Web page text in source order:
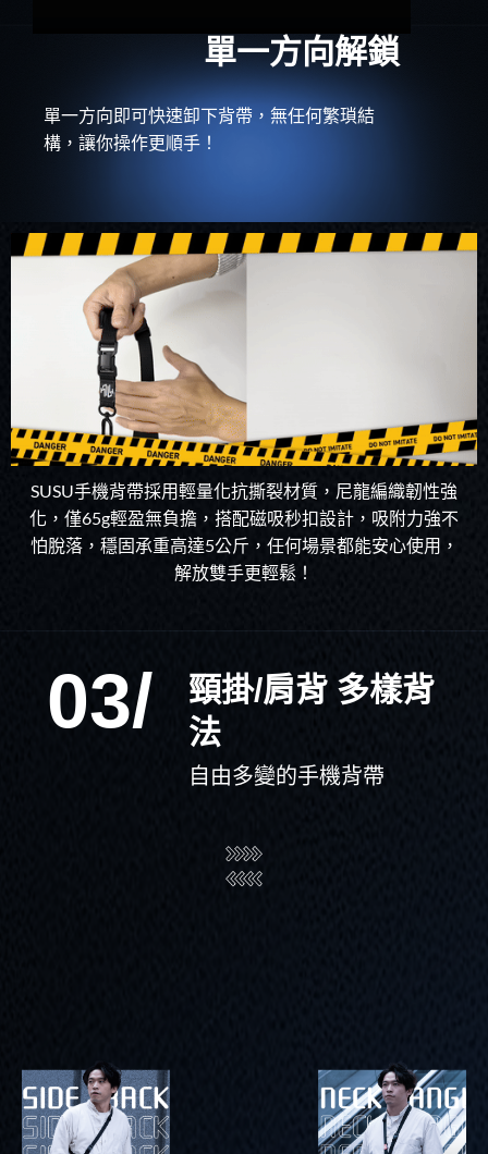
單一方向解鎖
單一方向即可快速卸下背帶，無任何繁瑣結
構，讓你操作更順手！
SUSU手機背帶採用輕量化抗撕裂材質，尼龍編織韌性強
化，僅65g輕盈無負擔，搭配磁吸秒扣設計，吸附力強不
怕脫落，穩固承重高達5公斤，任何場景都能安心使用，
解放雙手更輕鬆！
03/
頸掛/肩背 多樣背
法
自由多變的手機背帶